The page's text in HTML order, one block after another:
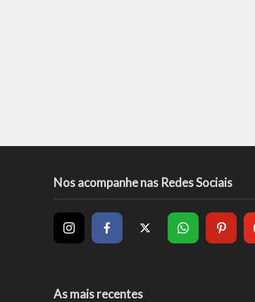
Nos acompanhe nas Redes Sociais
As mais recentes